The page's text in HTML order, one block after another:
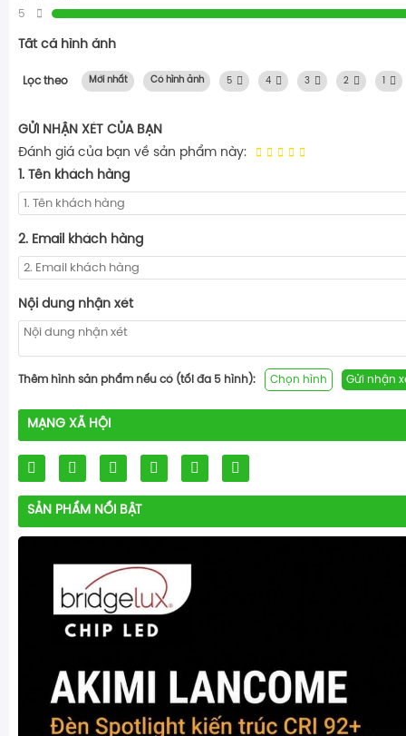
5
Tất cả hình ảnh
Lọc theo Mới nhất Có hình ảnh 5 4 3 2
GỬI NHẬN XÉT CỦA BẠN
Đánh giá của bạn về sản phẩm này:
1. Tên khách hàng
2. Email khách hàng
Nội dung nhận xét
Thêm hình sản phẩm nếu có (tối đa 5 hình): Chọn hình Gửi nhận
MẠNG XÃ HỘI
SẢN PHẨM NỔI BẬT